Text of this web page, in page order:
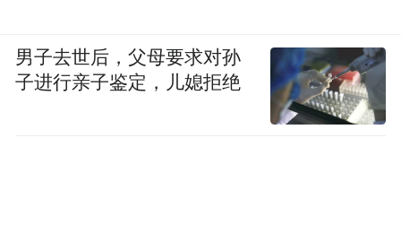
男子去世后，父母要求对孙
子进行亲子鉴定，儿媳拒绝